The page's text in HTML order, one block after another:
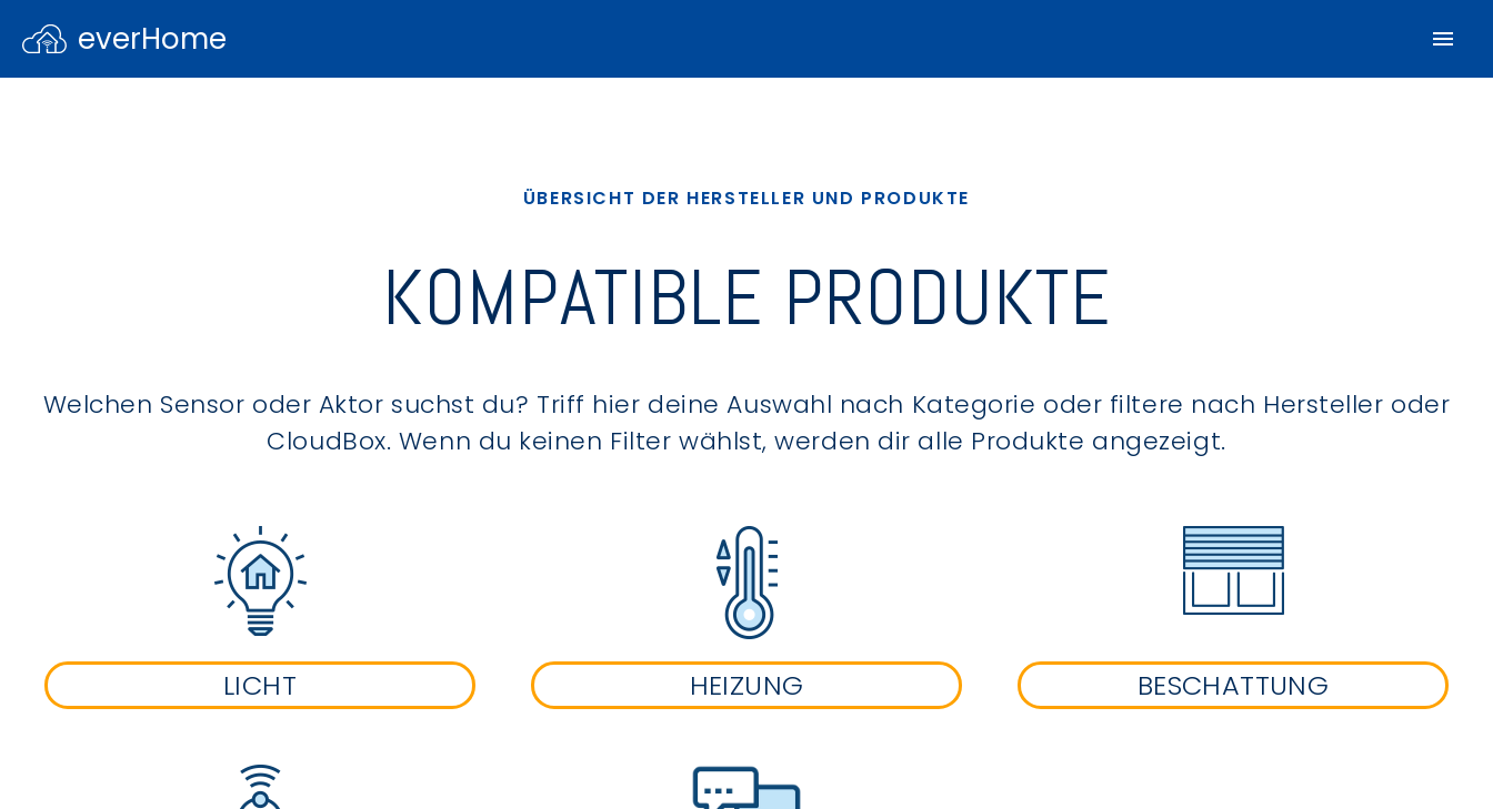
everHome
ÜBERSICHT DER HERSTELLER UND PRODUKTE
KOMPATIBLE PRODUKTE
Welchen Sensor oder Aktor suchst du? Triff hier deine Auswahl nach Kategorie oder filtere nach Hersteller oder
CloudBox. Wenn du keinen Filter wählst, werden dir alle Produkte angezeigt.
LICHT HEIZUNG BESCHATTUNG